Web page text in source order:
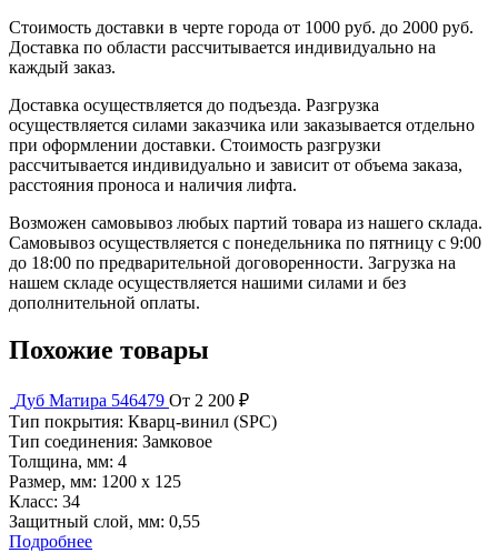
Стоимость доставки в черте города от 1000 руб. до 2000 руб.
Доставка по области рассчитывается индивидуально на
каждый заказ.
Доставка осуществляется до подъезда. Разгрузка
осуществляется силами заказчика или заказывается отдельно
при оформлении доставки. Стоимость разгрузки
рассчитывается индивидуально и зависит от объема заказа,
расстояния проноса и наличия лифта.
Возможен самовывоз любых партий товара из нашего склада.
Самовывоз осуществляется с понедельника по пятницу с 9:00
до 18:00 по предварительной договоренности. Загрузка на
нашем складе осуществляется нашими силами и без
дополнительной оплаты.
Похожие товары
Дуб Матира 546479 От 2 200 ₽
Тип покрытия: Кварц-винил (SPC)
Тип соединения: Замковое
Толщина, мм: 4
Размер, мм: 1200 х 125
Класс: 34
Защитный слой, мм: 0,55
Подробнее